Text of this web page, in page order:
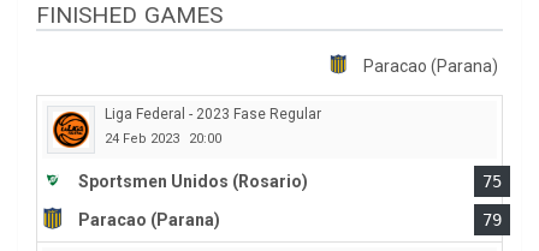
FINISHED GAMES
Paracao (Parana)
Liga Federal - 2023 Fase Regular
24 Feb 2023 20:00
Sportsmen Unidos (Rosario)
75
Paracao (Parana)
79